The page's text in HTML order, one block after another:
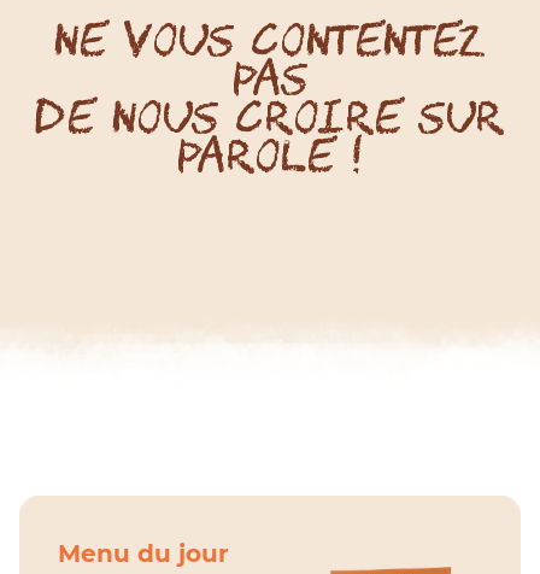
Ne vous contentez
pas
de nous croire sur
parole !
Menu du jour